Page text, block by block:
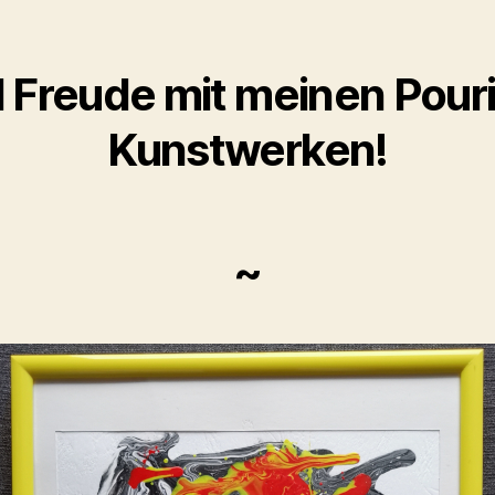
Freude mit meinen
Kunstwerken!
~